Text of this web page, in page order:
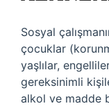
Sosyal
çocuklar
yaşlılar,
gereksinimli
alkol ve madde